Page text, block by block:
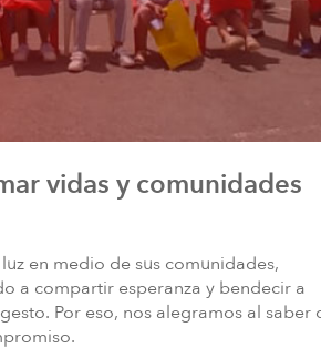
vidas y comunidades
en medio de sus comunidades,
a compartir esperanza y bendecir a
Por eso, nos alegramos al saber